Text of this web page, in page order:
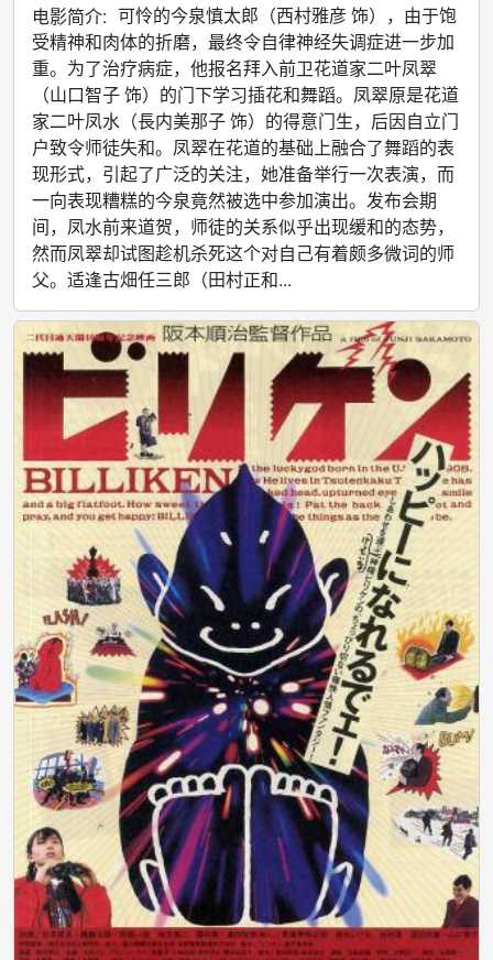
电影简介: 可怜的今泉慎太郎（西村雅彦 饰），由于饱
受精神和肉体的折磨，最终令自律神经失调症进一步加
重。为了治疗病症，他报名拜入前卫花道家二叶凤翠
（山口智子 饰）的门下学习插花和舞蹈。凤翠原是花道
家二叶凤水（長内美那子 饰）的得意门生，后因自立门
户致令师徒失和。凤翠在花道的基础上融合了舞蹈的表
现形式，引起了广泛的关注，她准备举行一次表演，而
一向表现糟糕的今泉竟然被选中参加演出。发布会期
间，凤水前来道贺，师徒的关系似乎出现缓和的态势，
然而凤翠却试图趁机杀死这个对自己有着颇多微词的师
父。适逢古畑任三郎（田村正和...